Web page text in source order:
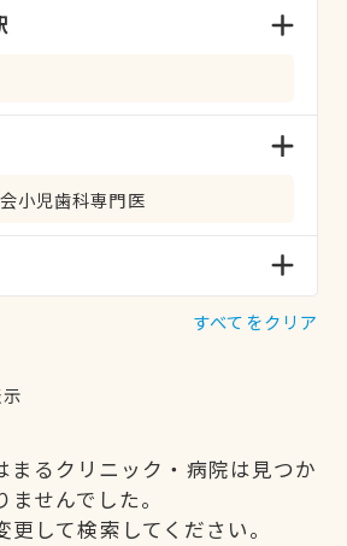
小児歯科専門医
すべてをクリア
まるクリニック・病院は見つか
ませんでした。
して検索してください。